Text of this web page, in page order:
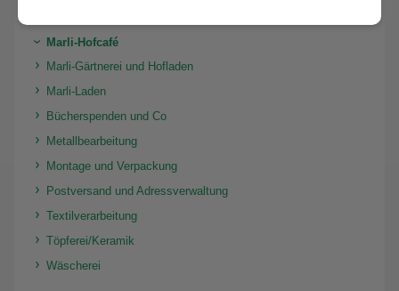
Marli-Hofcafé
Marli-Gärtnerei und Hofladen
Marli-Laden
Bücherspenden und Co
Metallbearbeitung
Montage und Verpackung
Postversand und Adressverwaltung
Textilverarbeitung
Töpferei/Keramik
Wäscherei